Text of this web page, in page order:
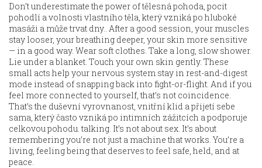
Don’t underestimate the power oftělesná pohoda, pocit
pohodlí a volnosti vlastního těla, který vzniká po hluboké
masáži a může trvat dny.. After a good session, your muscles
stay looser, your breathing deeper, your skin more sensitive
— in a good way. Wear soft clothes. Take a long, slow shower.
Lie under a blanket. Touch your own skin gently. These
small acts help your nervous system stay in rest-and-digest
mode instead of snapping back into fight-or-flight. And if you
feel more connected to yourself, that’s not coincidence.
That’s the duševní vyrovnanost, vnitřní klid a přijetí sebe
sama, který často vzniká po intimních zážitcích a podporuje
celkovou pohodu.talking. It’s not about sex. It’s about
remembering you’re not just a machine that works. You’re a
living, feeling being that deserves to feel safe, held, and at
peace.